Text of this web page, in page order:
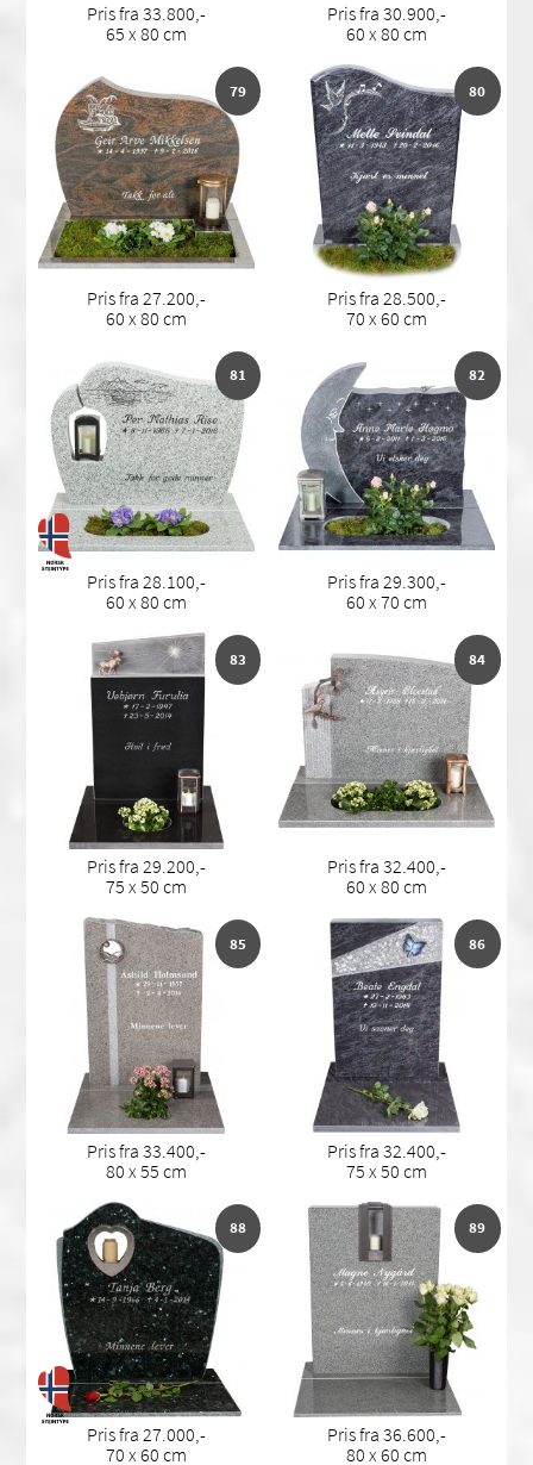
Pris fra 33.800,-
65 x 80 cm
Pris fra 30.900,-
60 x 80 cm
79
Pris fra 27.200,-
60 x 80 cm
80
Pris fra 28.500,-
70 x 60 cm
81
Pris fra 28.100,-
60 x 80 cm
82
Pris fra 29.300,-
60 x 70 cm
83
Pris fra 29.200,-
75 x 50 cm
84
Pris fra 32.400,-
60 x 80 cm
85
Pris fra 33.400,-
80 x 55 cm
86
Pris fra 32.400,-
75 x 50 cm
88
Pris fra 27.000,-
70 x 60 cm
89
Pris fra 36.600,-
80 x 60 cm